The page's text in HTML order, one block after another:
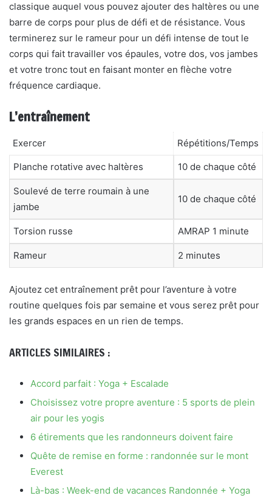
classique auquel vous pouvez ajouter des haltères ou une
barre de corps pour plus de défi et de résistance. Vous
terminerez sur le rameur pour un défi intense de tout le
corps qui fait travailler vos épaules, votre dos, vos jambes
et votre tronc tout en faisant monter en flèche votre
fréquence cardiaque.
L’entraînement
Exercer Répétitions/Temps
Planche rotative avec haltères 10 de chaque côté
Soulevé de terre roumain à une
jambe
10 de chaque côté
Torsion russe AMRAP 1 minute
Rameur 2 minutes
Ajoutez cet entraînement prêt pour l’aventure à votre
routine quelques fois par semaine et vous serez prêt pour
les grands espaces en un rien de temps.
ARTICLES SIMILAIRES :
Accord parfait : Yoga + Escalade
Choisissez votre propre aventure : 5 sports de plein
air pour les yogis
6 étirements que les randonneurs doivent faire
Quête de remise en forme : randonnée sur le mont
Everest
Là-bas : Week-end de vacances Randonnée + Yoga